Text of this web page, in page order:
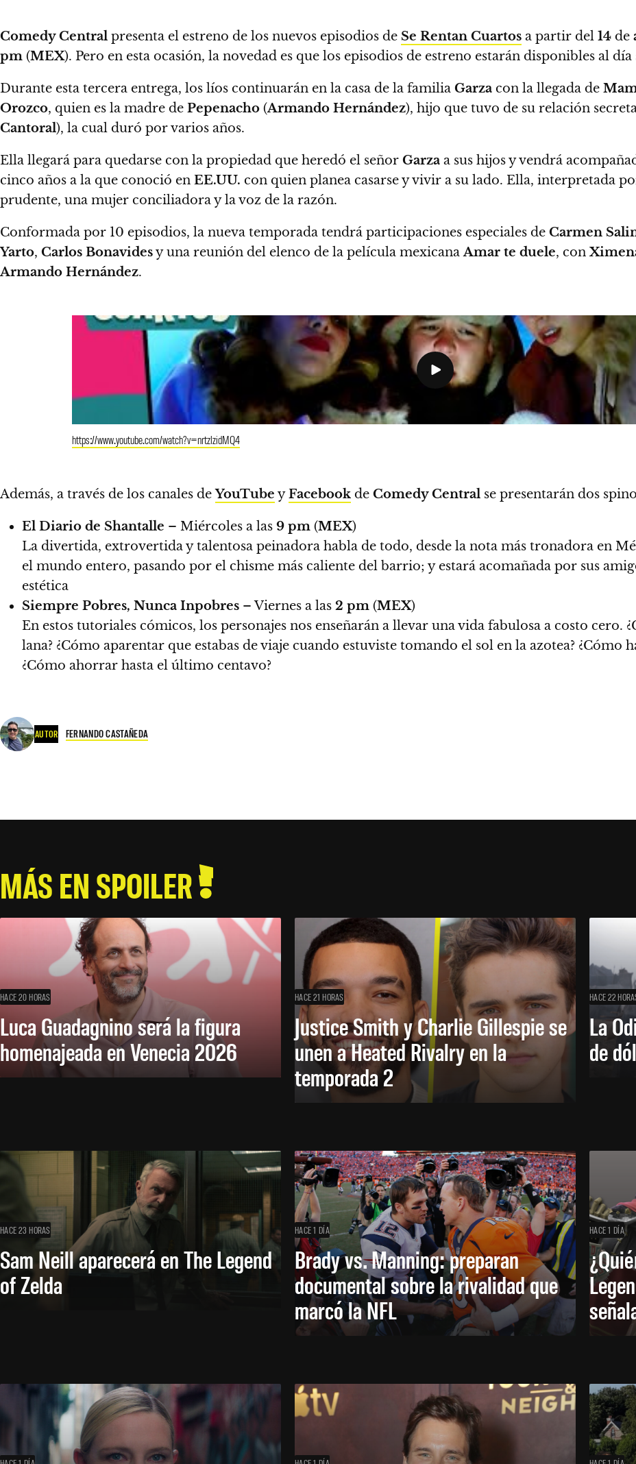
Comedy Central presenta el estreno de los nuevos episodios de Se Rentan Cuartos a partir del 14 de
pm (MEX). Pero en esta ocasión, la novedad es que los episodios de estreno estarán disponibles al
Durante esta tercera entrega, los líos continuarán en la casa de la familia Garza con la llegada de
Orozco, quien es la madre de Pepenacho (Armando Hernández), hijo que tuvo de su relación
Cantoral), la cual duró por varios años.
Ella llegará para quedarse con la propiedad que heredó el señor Garza a sus hijos y vendrá
cinco años a la que conoció en EE.UU. con quien planea casarse y vivir a su lado. Ella, interpretada
prudente, una mujer conciliadora y la voz de la razón.
Conformada por 10 episodios, la nueva temporada tendrá participaciones especiales de Carmen
Yarto, Carlos Bonavidesyuna reunión del elenco de la película mexicanaAmar te duele, con
Armando Hernández.
https://www.youtube.com/watch?v=nrtzlzidMQ4
Además, a través de los canales deYouTube yFacebook de Comedy Central se presentarán dos
El Diario de Shantalle – Miércoles a las 9 pm (MEX)
La divertida, extrovertida y talentosa peinadora habla de todo, desde la nota más tronadora en
el mundo entero, pasando por el chisme más caliente del barrio; y estará acomañada por sus
estética
Siempre Pobres, Nunca Inpobres – Viernes a las 2 pm (MEX)
En estos tutoriales cómicos, los personajes nos enseñarán a llevar una vida fabulosa a costo cero.
lana? ¿Cómo aparentar que estabas de viaje cuando estuviste tomando el sol en la azotea?
¿Cómo ahorrar hasta el último centavo?
AUTOR FERNANDO CASTAÑEDA
MÁS EN SPOILER
HACE 20 HORAS
Luca Guadagnino será la figura
homenajeada en Venecia 2026
HACE 21 HORAS
Justice Smith y Charlie Gillespie se
unen a Heated Rivalry en la
temporada 2
HACE 22
La
de
HACE 23 HORAS
Sam Neill aparecerá en The Legend
of Zelda
HACE 1 DÍA
Brady vs. Manning: preparan
documental sobre la rivalidad que
marcó la NFL
HACE 1 DÍA